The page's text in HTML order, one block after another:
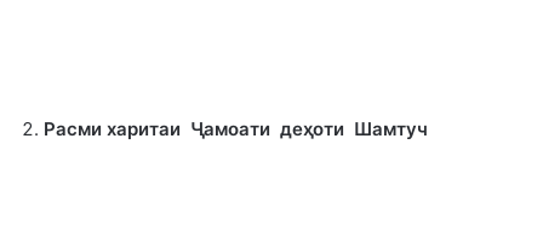
Расми харитаи Ҷамоати деҳоти Шамтуч